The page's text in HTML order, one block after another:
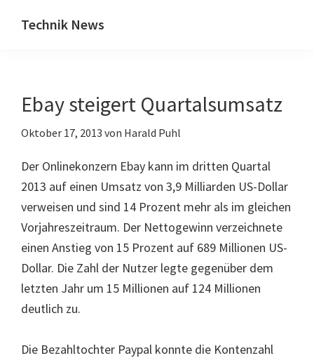
Inhalt
Seitenspalte
Technik News
IT,
Internet
Ebay steigert Quartalsumsatz
Oktober 17, 2013 von Harald Puhl
Der Onlinekonzern Ebay kann im dritten Quartal
2013 auf einen Umsatz von 3,9 Milliarden US-Dollar
verweisen und sind 14 Prozent mehr als im gleichen
Vorjahreszeitraum. Der Nettogewinn verzeichnete
einen Anstieg von 15 Prozent auf 689 Millionen US-
Dollar. Die Zahl der Nutzer legte gegenüber dem
letzten Jahr um 15 Millionen auf 124 Millionen
deutlich zu.
Die Bezahltochter Paypal konnte die Kontenzahl